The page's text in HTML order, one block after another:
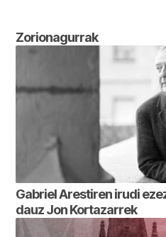
Zorionagurrak
Gabriel Arestiren irudi
dauz Jon Kortazarrek